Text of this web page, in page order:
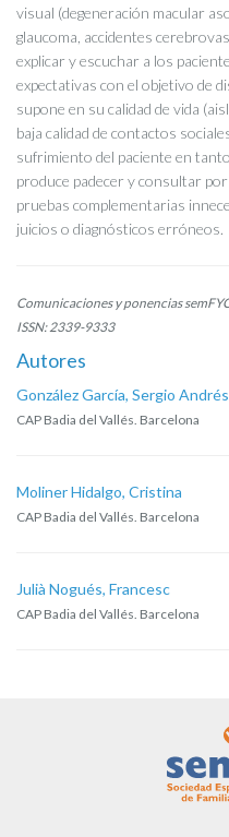
visual (degeneración macular
glaucoma, accidentes
explicar y escuchar a los
expectativas con el objetivo de
supone en su calidad de vida
baja calidad de contactos
sufrimiento del paciente en
produce padecer y consultar
pruebas complementarias
juicios o diagnósticos erróneos.
Comunicaciones y ponencias
ISSN: 2339-9333
Autores
González García, Sergio Andrés
CAP Badia del Vallés. Barcelona
Moliner Hidalgo, Cristina
CAP Badia del Vallés. Barcelona
Julià Nogués, Francesc
CAP Badia del Vallés. Barcelona